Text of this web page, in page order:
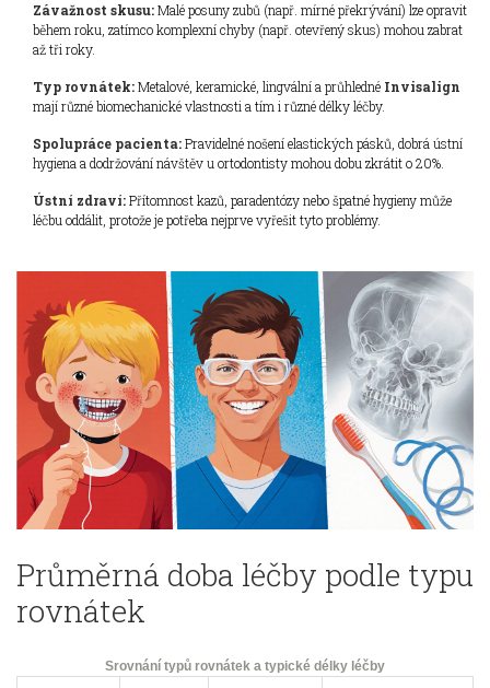
Závažnost skusu:Malé posuny zubů (např. mírné překrývání) lze opravit
během roku, zatímco komplexní chyby (např. otevřený skus) mohou zabrat
až tři roky.
Typ rovnátek:Metalové, keramické, lingvální a průhledné Invisalign
mají různé biomechanické vlastnosti a tím i různé délky léčby.
Spolupráce pacienta:Pravidelné nošení elastických pásků, dobrá ústní
hygiena a dodržování návštěv u ortodontisty mohou dobu zkrátit o 20%.
Ústní zdraví:Přítomnost kazů, paradentózy nebo špatné hygieny může
léčbu oddálit, protože je potřeba nejprve vyřešit tyto problémy.
Průměrná doba léčby podle typu
rovnátek
Srovnání typů rovnátek a typické délky léčby